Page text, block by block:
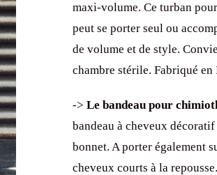
maxi-volume. Ce turban
peut se porter seul ou
de volume et de style.
chambre stérile. Fabriqué en
->Le bandeau pour
bandeau à cheveux
bonnet. A porter également
cheveux courts à la